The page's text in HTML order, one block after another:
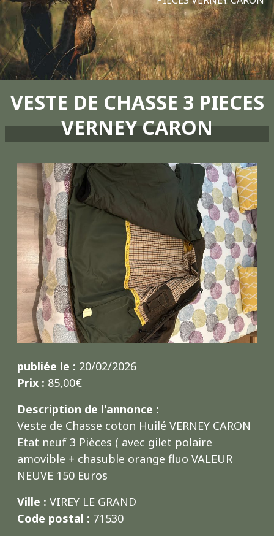
VESTE DE CHASSE 3 PIECES
VERNEY CARON
publiée le : 20/02/2026
Prix : 85,00€
Description de l'annonce :
Veste de Chasse coton Huilé VERNEY CARON
Etat neuf 3 Pièces ( avec gilet polaire
amovible + chasuble orange fluo VALEUR
NEUVE 150 Euros
Ville : VIREY LE GRAND
Code postal : 71530